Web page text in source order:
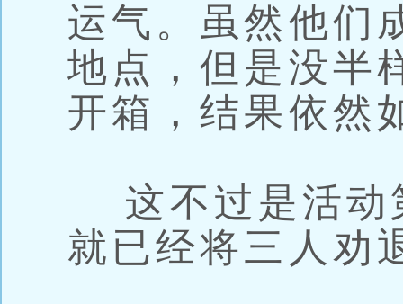
运气。虽然他们
地点，但是没半
开箱，结果依然
这不过是活动
就已经将三人劝